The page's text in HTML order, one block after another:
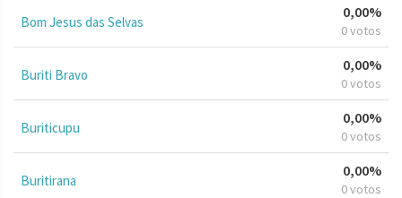
Bom Jesus das Selvas
0,00%
0 votos
Buriti Bravo
0,00%
0 votos
Buriticupu
0,00%
0 votos
Buritirana
0,00%
0 votos